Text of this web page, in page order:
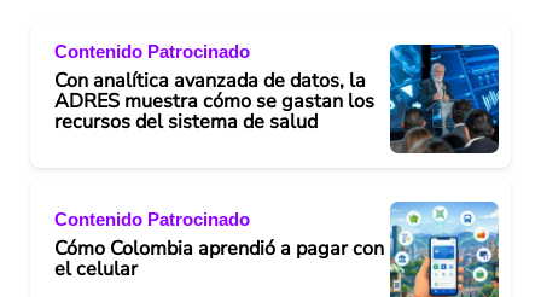
Contenido Patrocinado
Con analítica avanzada de datos, la
ADRES muestra cómo se gastan los
recursos del sistema de salud
Contenido Patrocinado
Cómo Colombia aprendió a pagar con
el celular